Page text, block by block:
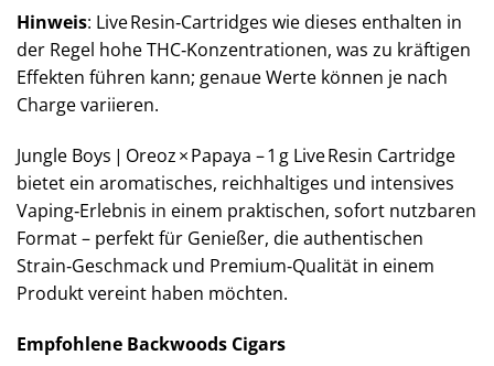
Hinweis: Live Resin‑Cartridges wie dieses enthalten in
der Regel hohe THC‑Konzentrationen, was zu kräftigen
Effekten führen kann; genaue Werte können je nach
Charge variieren.
Jungle Boys | Oreoz × Papaya – 1 g Live Resin Cartridge
bietet ein aromatisches, reichhaltiges und intensives
Vaping‑Erlebnis in einem praktischen, sofort nutzbaren
Format – perfekt für Genießer, die authentischen
Strain‑Geschmack und Premium‑Qualität in einem
Produkt vereint haben möchten.
Empfohlene Backwoods Cigars